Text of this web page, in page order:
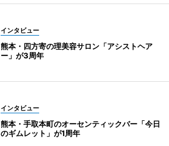
インタビュー
熊本・四方寄の理美容サロン「アシストヘア
ー」が3周年
インタビュー
熊本・手取本町のオーセンティックバー「今日
のギムレット」が1周年